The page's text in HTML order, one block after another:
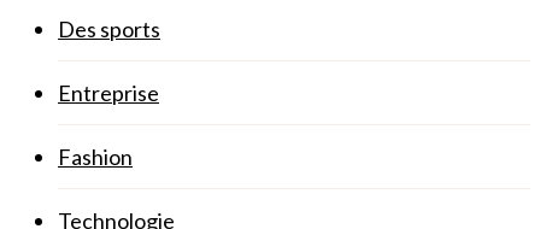
Des sports
Entreprise
Fashion
Technologie